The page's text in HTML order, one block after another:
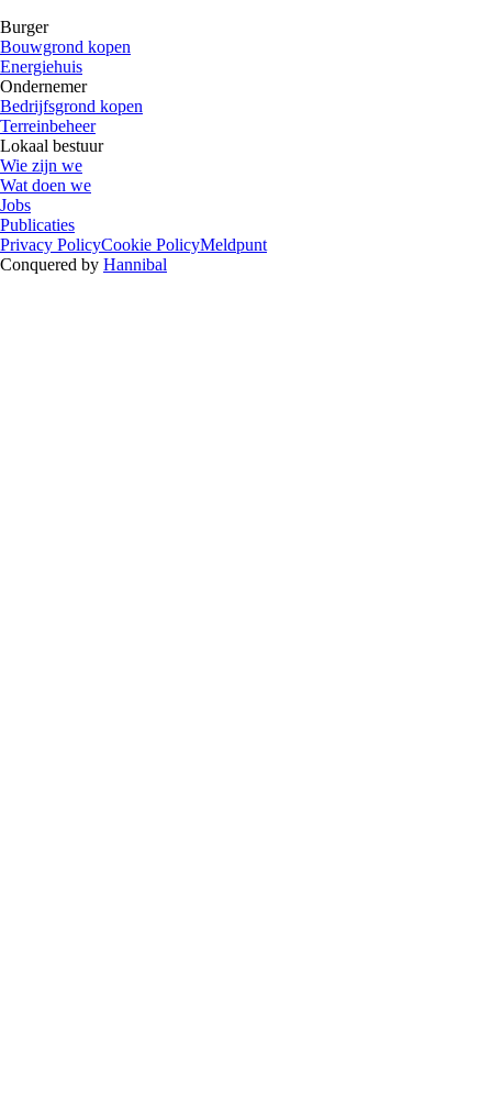
Burger
Bouwgrond kopen
Energiehuis
Ondernemer
Bedrijfsgrond kopen
Terreinbeheer
Lokaal bestuur
Wie zijn we
Wat doen we
Jobs
Publicaties
Privacy PolicyCookie PolicyMeldpunt
Conquered by Hannibal